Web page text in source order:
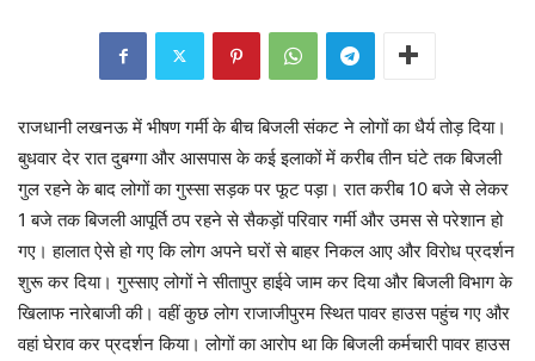
राजधानी लखनऊ में भीषण गर्मी के बीच बिजली संकट ने लोगों का धैर्य तोड़ दिया।
बुधवार देर रात दुबग्गा और आसपास के कई इलाकों में करीब तीन घंटे तक बिजली
गुल रहने के बाद लोगों का गुस्सा सड़क पर फूट पड़ा। रात करीब 10 बजे से लेकर
1 बजे तक बिजली आपूर्ति ठप रहने से सैकड़ों परिवार गर्मी और उमस से परेशान हो
गए। हालात ऐसे हो गए कि लोग अपने घरों से बाहर निकल आए और विरोध प्रदर्शन
शुरू कर दिया। गुस्साए लोगों ने सीतापुर हाईवे जाम कर दिया और बिजली विभाग के
खिलाफ नारेबाजी की। वहीं कुछ लोग राजाजीपुरम स्थित पावर हाउस पहुंच गए और
वहां घेराव कर प्रदर्शन किया। लोगों का आरोप था कि बिजली कर्मचारी पावर हाउस